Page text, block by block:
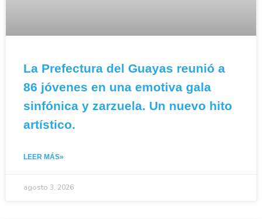
La Prefectura del Guayas reunió a
86 jóvenes en una emotiva gala
sinfónica y zarzuela. Un nuevo hito
artístico.
LEER MÁS»
agosto 3, 2026